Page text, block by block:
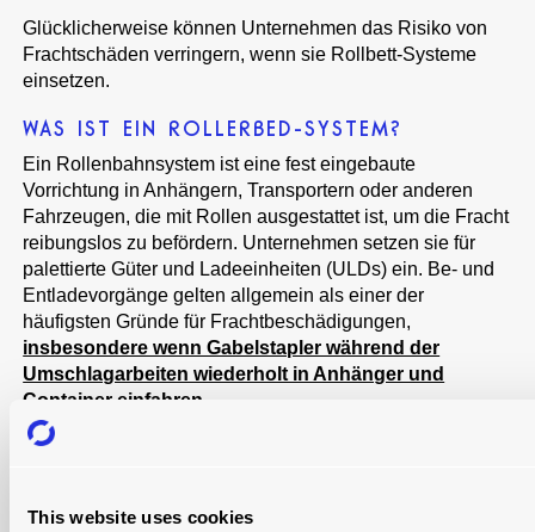
This website uses cookies
Glücklicherweise können Unternehmen das Risiko von
Frachtschäden verringern, wenn sie Rollbett-Systeme
einsetzen.
WAS IST EIN ROLLERBED-SYSTEM?
Ein Rollenbahnsystem ist eine fest eingebaute
Vorrichtung in Anhängern, Transportern oder anderen
Fahrzeugen, die mit Rollen ausgestattet ist, um die Fracht
reibungslos zu befördern. Unternehmen setzen sie für
palettierte Güter und Ladeeinheiten (ULDs) ein. Be- und
Entladevorgänge gelten allgemein als einer der
häufigsten Gründe für Frachtbeschädigungen,
insbesondere wenn Gabelstapler während der
Umschlagarbeiten wiederholt in Anhänger und
Container einfahren
VERZICHT AUF DEN EINSATZ VON